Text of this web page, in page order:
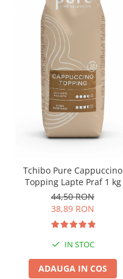
Tchibo Pure Cappuccino
Topping Lapte Praf 1 kg
44,50 RON
38,89 RON
IN STOC
ADAUGA IN COS